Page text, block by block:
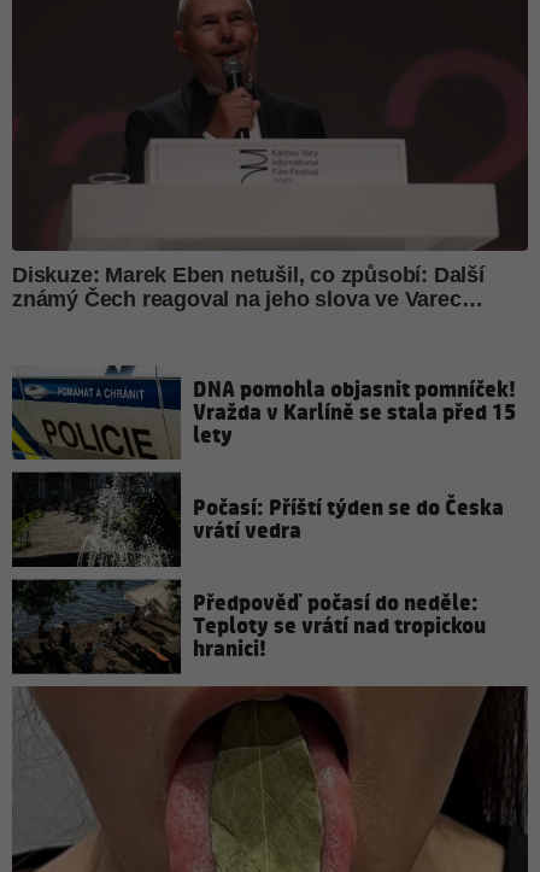
DNA pomohla objasnit pomníček!
Vražda v Karlíně se stala před 15
lety
Počasí: Příští týden se do Česka
vrátí vedra
Předpověď počasí do neděle:
Teploty se vrátí nad tropickou
hranici!